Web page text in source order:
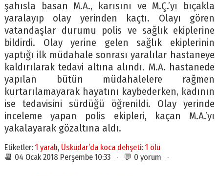
şahısla basan M.A., karısını ve M.Ç.’yı bıçakla
yaralayıp olay yerinden kaçtı. Olayı gören
vatandaşlar durumu polis ve sağlık ekiplerine
bildirdi. Olay yerine gelen sağlık ekiplerinin
yaptığı ilk müdahale sonrası yaralılar hastaneye
kaldırılarak tedavi altına alındı. M.A. hastanede
yapılan bütün müdahalelere rağmen
kurtarılamayarak hayatını kaybederken, kadının
ise tedavisini sürdüğü öğrenildi. Olay yerinde
inceleme yapan polis ekipleri, kaçan M.A.’yı
yakalayarak gözaltına aldı.
Etiketler: 1 yaralı, Üsküdar’da koca dehşeti: 1 ölü
📆 04 Ocak 2018 Perşembe 10:33 · 💬 0 yorum ·